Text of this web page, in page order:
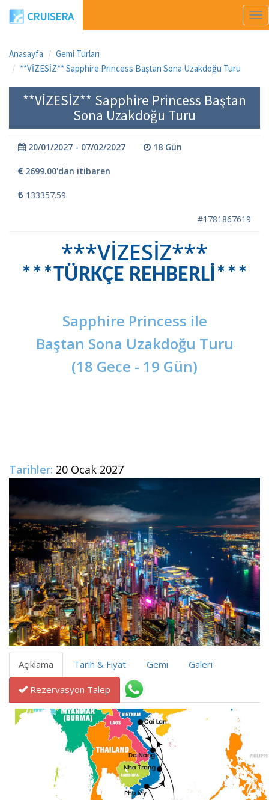
Aç
CRUISERA
Anasayfa
Gemi Turları
**VİZESİZ** Sapphire Princess Baştan Sona Uzakdoğu Turu
**VİZESİZ** Sapphire Princess Baştan
Sona Uzakdoğu Turu
20/01/2027 - 07/02/2027 18 Gün
2699.00'dan itibaren
133357.59
#1781867619
***VİZESİZ***
***TÜRKÇE REHBERLİ***
Sapphire Princess ile
Baştan Sona Uzakdoğu Turu
(18 Gece - 19 Gün)
Tarihler: 20 Ocak 2027
Açıklama Tarih & Fiyat Gemi Galeri
Rezervasyon Talep